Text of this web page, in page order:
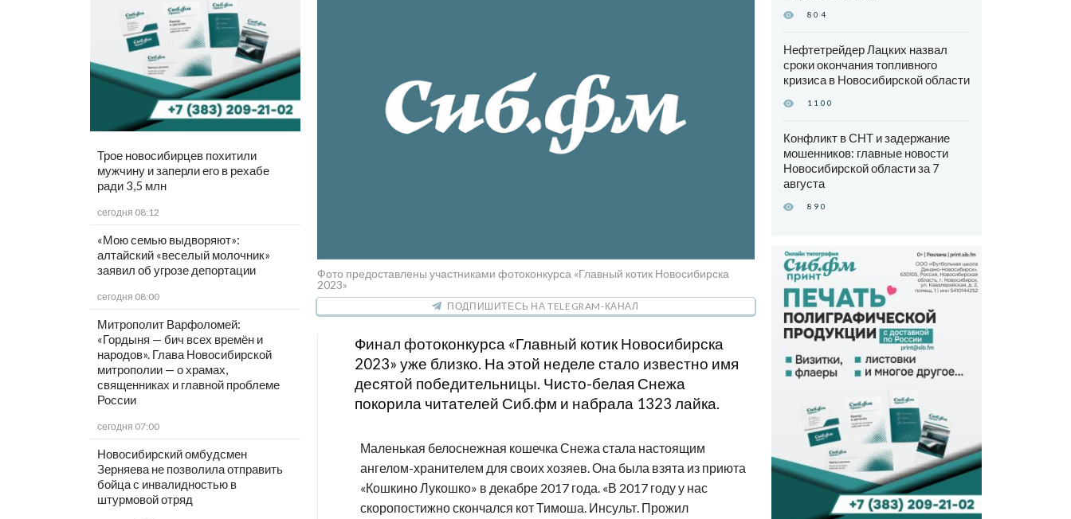
Трое новосибирцев похитили
мужчину и заперли его в рехабе
ради 3,5 млн
сегодня 08:12
«Мою семью выдворяют»:
алтайский «веселый молочник»
заявил об угрозе депортации
сегодня 08:00
Митрополит Варфоломей:
«Гордыня — бич всех времён и
народов». Глава Новосибирской
митрополии — о храмах,
священниках и главной проблеме
России
сегодня 07:00
Новосибирский омбудсмен
Зерняева не позволила отправить
бойца с инвалидностью в
штурмовой отряд
Фото предоставлены участниками фотоконкурса «Главный котик Новосибирска
2023»
ПОДПИШИТЕСЬ НА TELEGRAM-КАНАЛ
Финал фотоконкурса «Главный котик Новосибирска
2023» уже близко. На этой неделе стало известно имя
десятой победительницы. Чисто-белая Снежа
покорила читателей Сиб.фм и набрала 1323 лайка.
Маленькая белоснежная кошечка Снежа стала настоящим
ангелом-хранителем для своих хозяев. Она была взята из приюта
«Кошкино Лукошко» в декабре 2017 года. «В 2017 году у нас
скоропостижно скончался кот Тимоша. Инсульт. Прожил
804
Нефтетрейдер Лацких назвал
сроки окончания топливного
кризиса в Новосибирской области
1100
Конфликт в СНТ и задержание
мошенников: главные новости
Новосибирской области за 7
августа
890